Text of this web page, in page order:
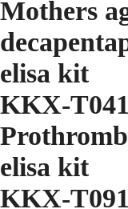
Mothers
elisa kit
KKX-
elisa kit
KKX-